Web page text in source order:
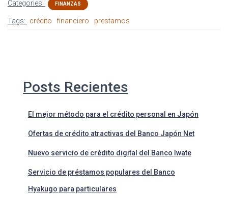
Categories: FINANZAS
Tags: crédito financiero prestamos
Posts Recientes
El mejor método para el crédito personal en Japón
Ofertas de crédito atractivas del Banco Japón Net
Nuevo servicio de crédito digital del Banco Iwate
Servicio de préstamos populares del Banco
Hyakugo para particulares